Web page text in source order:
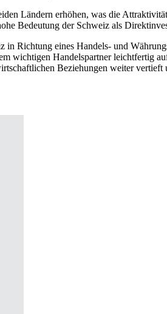
Ländern erhöhen, was die
Bedeutung der Schweiz als
Richtung eines Handels- und
wichtigen Handelspartner leichtfertig
Beziehungen weiter